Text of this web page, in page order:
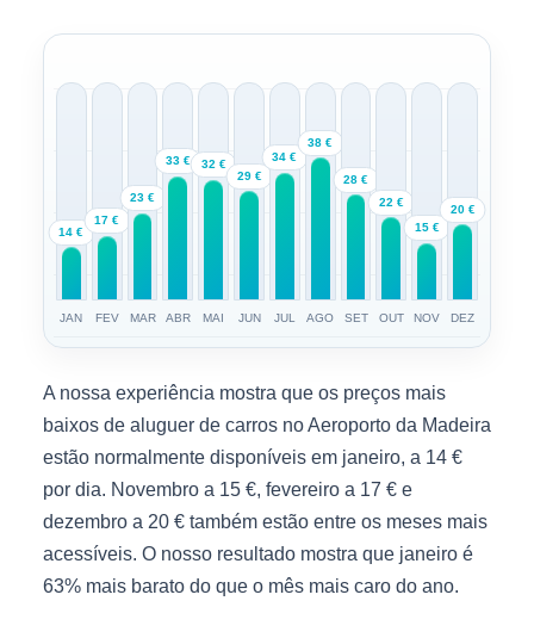
14 €
JAN
17 €
FEV
23 €
MAR
33 €
ABR
32 €
MAI
29 €
JUN
34 €
JUL
38 €
AGO
28 €
SET
22 €
OUT
15 €
NOV
20 €
DEZ
A nossa experiência mostra que os preços mais
baixos de aluguer de carros no Aeroporto da Madeira
estão normalmente disponíveis em janeiro, a 14 €
por dia. Novembro a 15 €, fevereiro a 17 € e
dezembro a 20 € também estão entre os meses mais
acessíveis. O nosso resultado mostra que janeiro é
63% mais barato do que o mês mais caro do ano.